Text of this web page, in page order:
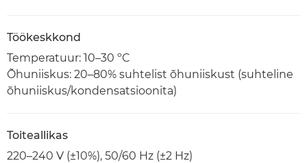
Töökeskkond
Temperatuur: 10–30 ºC
Õhuniiskus: 20–80% suhtelist õhuniiskust (suhteline
õhuniiskus/kondensatsioonita)
Toiteallikas
220–240 V (±10%), 50/60 Hz (±2 Hz)